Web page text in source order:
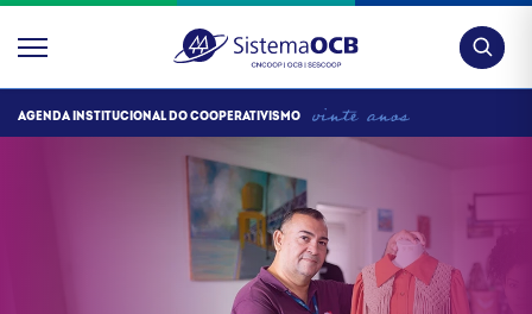
AGENDA INSTITUCIONAL DO COOPERATIVISMO